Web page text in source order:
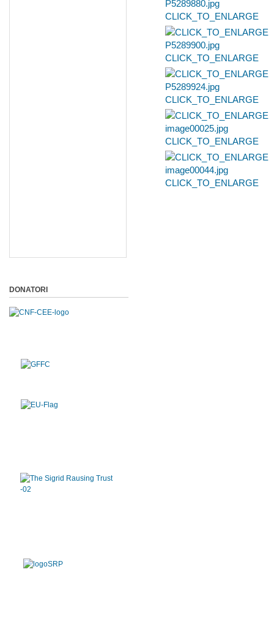
CLICK_TO_ENLARGE
CLICK_TO_ENLARGE
CLICK_TO_ENLARGE
CLICK_TO_ENLARGE
CLICK_TO_ENLARGE
DONATORI